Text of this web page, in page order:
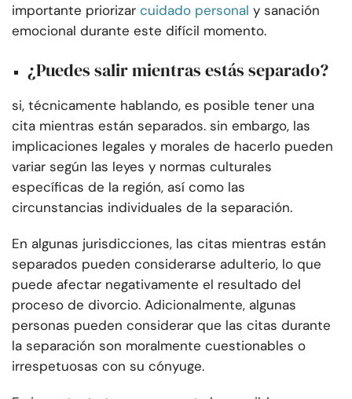
importante priorizar cuidado personal y sanación
emocional durante este difícil momento.
¿Puedes salir mientras estás separado?
si, técnicamente hablando, es posible tener una
cita mientras están separados. sin embargo, las
implicaciones legales y morales de hacerlo pueden
variar según las leyes y normas culturales
específicas de la región, así como las
circunstancias individuales de la separación.
En algunas jurisdicciones, las citas mientras están
separados pueden considerarse adulterio, lo que
puede afectar negativamente el resultado del
proceso de divorcio. Adicionalmente, algunas
personas pueden considerar que las citas durante
la separación son moralmente cuestionables o
irrespetuosas con su cónyuge.